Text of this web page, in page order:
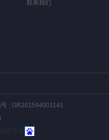
联系我们
: GR201544001141